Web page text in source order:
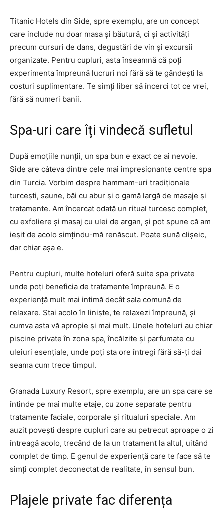
Titanic Hotels din Side, spre exemplu, are un concept
care include nu doar masa și băutură, ci și activități
precum cursuri de dans, degustări de vin și excursii
organizate. Pentru cupluri, asta înseamnă că poți
experimenta împreună lucruri noi fără să te gândești la
costuri suplimentare. Te simți liber să încerci tot ce vrei,
fără să numeri banii.
Spa-uri care îți vindecă sufletul
După emoțiile nunții, un spa bun e exact ce ai nevoie.
Side are câteva dintre cele mai impresionante centre spa
din Turcia. Vorbim despre hammam-uri tradiționale
turcești, saune, băi cu abur și o gamă largă de masaje și
tratamente. Am încercat odată un ritual turcesc complet,
cu exfoliere și masaj cu ulei de argan, și pot spune că am
ieșit de acolo simțindu-mă renăscut. Poate sună clișeic,
dar chiar așa e.
Pentru cupluri, multe hoteluri oferă suite spa private
unde poți beneficia de tratamente împreună. E o
experiență mult mai intimă decât sala comună de
relaxare. Stai acolo în liniște, te relaxezi împreună, și
cumva asta vă apropie și mai mult. Unele hoteluri au chiar
piscine private în zona spa, încălzite și parfumate cu
uleiuri esențiale, unde poți sta ore întregi fără să-ți dai
seama cum trece timpul.
Granada Luxury Resort, spre exemplu, are un spa care se
întinde pe mai multe etaje, cu zone separate pentru
tratamente faciale, corporale și ritualuri speciale. Am
auzit povești despre cupluri care au petrecut aproape o zi
întreagă acolo, trecând de la un tratament la altul, uitând
complet de timp. E genul de experiență care te face să te
simți complet deconectat de realitate, în sensul bun.
Plajele private fac diferența